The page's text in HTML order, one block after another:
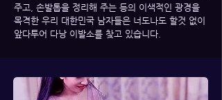
주고, 손발톱을 정리해 주는 등의 이색적인 광경을
목격한 우리 대한민국 남자들은 너도나도 할것 없이
앞다투어 다낭 이발소를 찾고 있습니다.